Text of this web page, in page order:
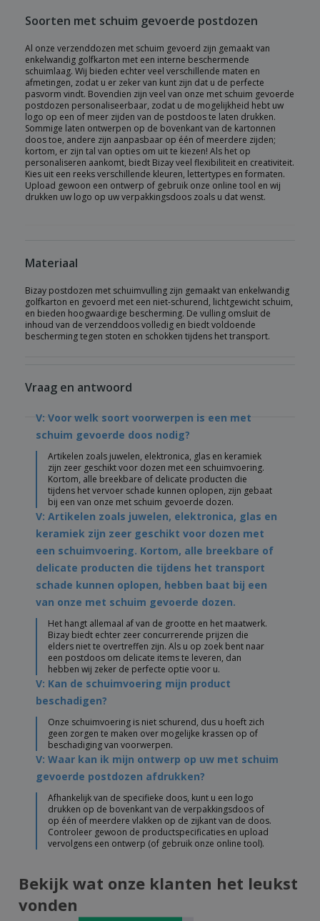
Soorten met schuim gevoerde postdozen
Al onze verzenddozen met schuim gevoerd zijn gemaakt van
enkelwandig golfkarton met een interne beschermende
schuimlaag. Wij bieden echter veel verschillende maten en
afmetingen, zodat u er zeker van kunt zijn dat u de perfecte
pasvorm vindt. Bovendien zijn veel van onze met schuim gevoerde
postdozen personaliseerbaar, zodat u de mogelijkheid hebt uw
logo op een of meer zijden van de postdoos te laten drukken.
Sommige laten ontwerpen op de bovenkant van de kartonnen
doos toe, andere zijn aanpasbaar op één of meerdere zijden;
kortom, er zijn tal van opties om uit te kiezen! Als het op
personaliseren aankomt, biedt Bizay veel flexibiliteit en creativiteit.
Kies uit een reeks verschillende kleuren, lettertypes en formaten.
Upload gewoon een ontwerp of gebruik onze online tool en wij
drukken uw logo op uw verpakkingsdoos zoals u dat wenst.
Materiaal
Bizay postdozen met schuimvulling zijn gemaakt van enkelwandig
golfkarton en gevoerd met een niet-schurend, lichtgewicht schuim,
en bieden hoogwaardige bescherming. De vulling omsluit de
inhoud van de verzenddoos volledig en biedt voldoende
bescherming tegen stoten en schokken tijdens het transport.
Vraag en antwoord
V: Voor welk soort voorwerpen is een met
schuim gevoerde doos nodig?
Artikelen zoals juwelen, elektronica, glas en keramiek
zijn zeer geschikt voor dozen met een schuimvoering.
Kortom, alle breekbare of delicate producten die
tijdens het vervoer schade kunnen oplopen, zijn gebaat
bij een van onze met schuim gevoerde dozen.
V: Artikelen zoals juwelen, elektronica, glas en
keramiek zijn zeer geschikt voor dozen met
een schuimvoering. Kortom, alle breekbare of
delicate producten die tijdens het transport
schade kunnen oplopen, hebben baat bij een
van onze met schuim gevoerde dozen.
Het hangt allemaal af van de grootte en het maatwerk.
Bizay biedt echter zeer concurrerende prijzen die
elders niet te overtreffen zijn. Als u op zoek bent naar
een postdoos om delicate items te leveren, dan
hebben wij zeker de perfecte optie voor u.
V: Kan de schuimvoering mijn product
beschadigen?
Onze schuimvoering is niet schurend, dus u hoeft zich
geen zorgen te maken over mogelijke krassen op of
beschadiging van voorwerpen.
V: Waar kan ik mijn ontwerp op uw met schuim
gevoerde postdozen afdrukken?
Afhankelijk van de specifieke doos, kunt u een logo
drukken op de bovenkant van de verpakkingsdoos of
op één of meerdere vlakken op de zijkant van de doos.
Controleer gewoon de productspecificaties en upload
vervolgens een ontwerp (of gebruik onze online tool).
Bekijk wat onze klanten het leukst
vonden